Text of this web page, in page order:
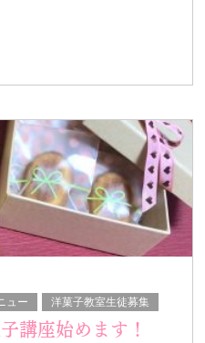
ュー 洋菓子教室生徒募集
講座始めます！